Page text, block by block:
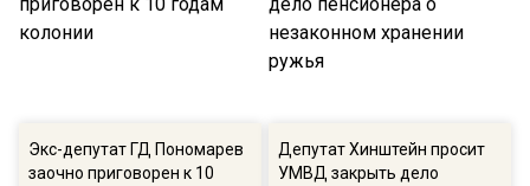
Экс-депутат ГД Пономарев
заочно приговорен к 10
Депутат Хинштейн просит
УМВД закрыть дело